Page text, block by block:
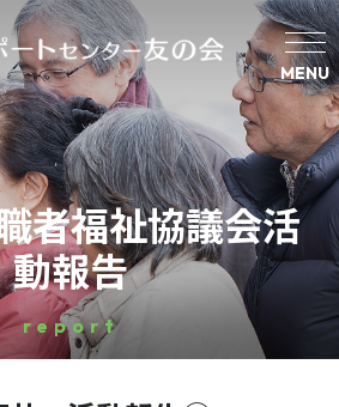
MENU
者福祉協議会活
動報告
report